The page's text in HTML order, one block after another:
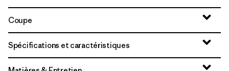
Coupe
Spécifications et caractéristiques